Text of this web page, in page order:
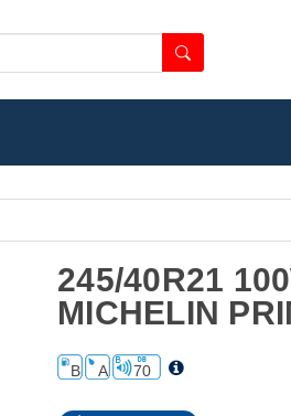
245/40R21
MICHELIN
B A 70